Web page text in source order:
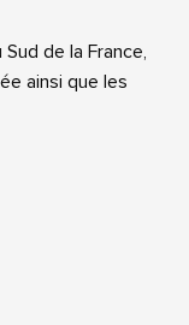
de la France,
ainsi que les